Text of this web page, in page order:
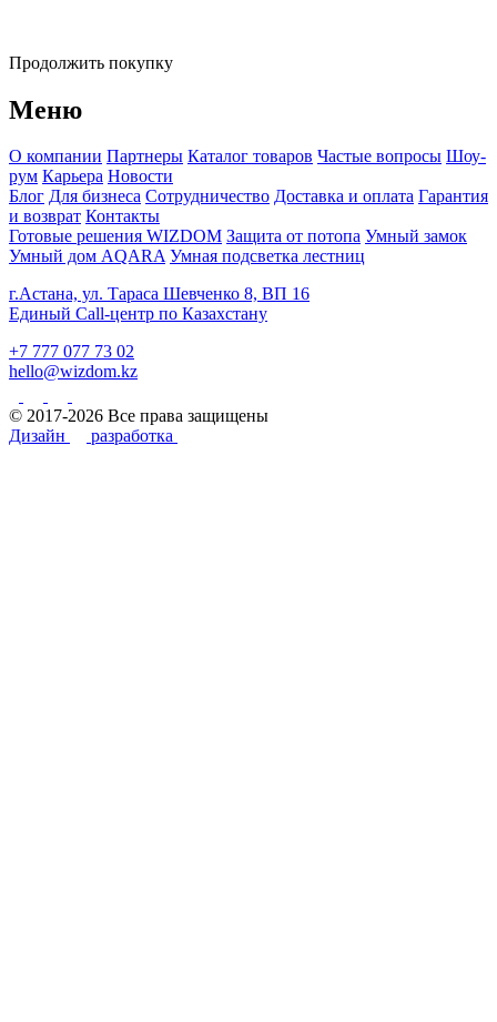
Продолжить покупку
Меню
О компании Партнеры Каталог товаров Частые вопросы Шоу-
рум Карьера Новости
Блог Для бизнеса Сотрудничество Доставка и оплата Гарантия
и возврат Контакты
Готовые решения WIZDOM Защита от потопа Умный замок
Умный дом AQARA Умная подсветка лестниц
г.Астана, ул. Тараса Шевченко 8, ВП 16
Единый Call-центр по Казахстану
+7 777 077 73 02
hello@wizdom.kz
© 2017-2026 Все права защищены
Дизайн
разработка